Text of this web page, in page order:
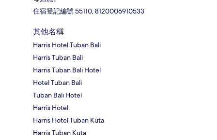
住宿登記編號 55110, 8120006910533
其他名稱
Harris Hotel Tuban Bali
Harris Tuban Bali
Harris Tuban Bali Hotel
Hotel Tuban Bali
Tuban Bali Hotel
Harris Hotel
Harris Hotel Tuban Kuta
Harris Tuban Kuta